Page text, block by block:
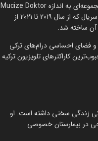
در سال‌های گذشته، سریال‌های پزشکی ترکیه توانسته‌اند جایگاه ویژه‌ای میان مخاطبان بین‌المللی پیدا کنند، اما کمتر مجموعه‌ای به اندازه Mucize Doktor
یا «دکتر معجزه‌گر» توانست هم‌زمان موفقیت تجاری، محبوبیت مردمی و بحث‌های اجتماعی گسترده ایجاد کند. این سریال که از سال ۲۰۱۹ تا ۲۰۲۱ از
و فضای احساسی درام‌های ترکی
کاراکترهای تلویزیون ترکیه
زندگی سختی داشته است. او
در بیمارستان خصوصی